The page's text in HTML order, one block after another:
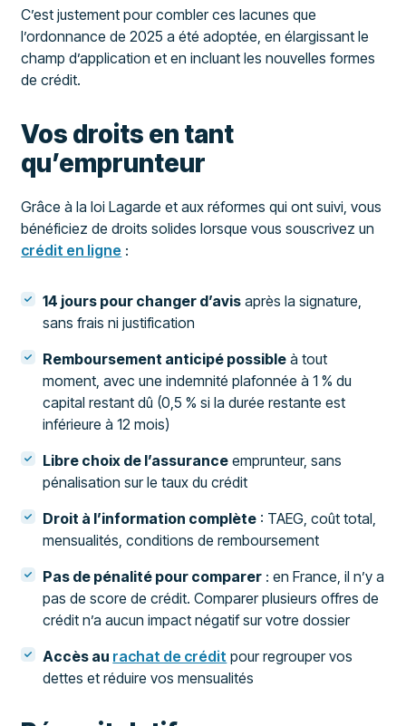
C’est justement pour combler ces lacunes que
l’ordonnance de 2025 a été adoptée, en élargissant le
champ d’application et en incluant les nouvelles formes
de crédit.
Vos droits en tant
qu’emprunteur
Grâce à la loi Lagarde et aux réformes qui ont suivi, vous
bénéficiez de droits solides lorsque vous souscrivez un
crédit en ligne :
14 jours pour changer d’avis après la signature,
sans frais ni justification
Remboursement anticipé possible à tout
moment, avec une indemnité plafonnée à 1 % du
capital restant dû (0,5 % si la durée restante est
inférieure à 12 mois)
Libre choix de l’assurance emprunteur, sans
pénalisation sur le taux du crédit
Droit à l’information complète : TAEG, coût total,
mensualités, conditions de remboursement
Pas de pénalité pour comparer : en France, il n’y a
pas de score de crédit. Comparer plusieurs offres de
crédit n’a aucun impact négatif sur votre dossier
Accès au rachat de crédit pour regrouper vos
dettes et réduire vos mensualités